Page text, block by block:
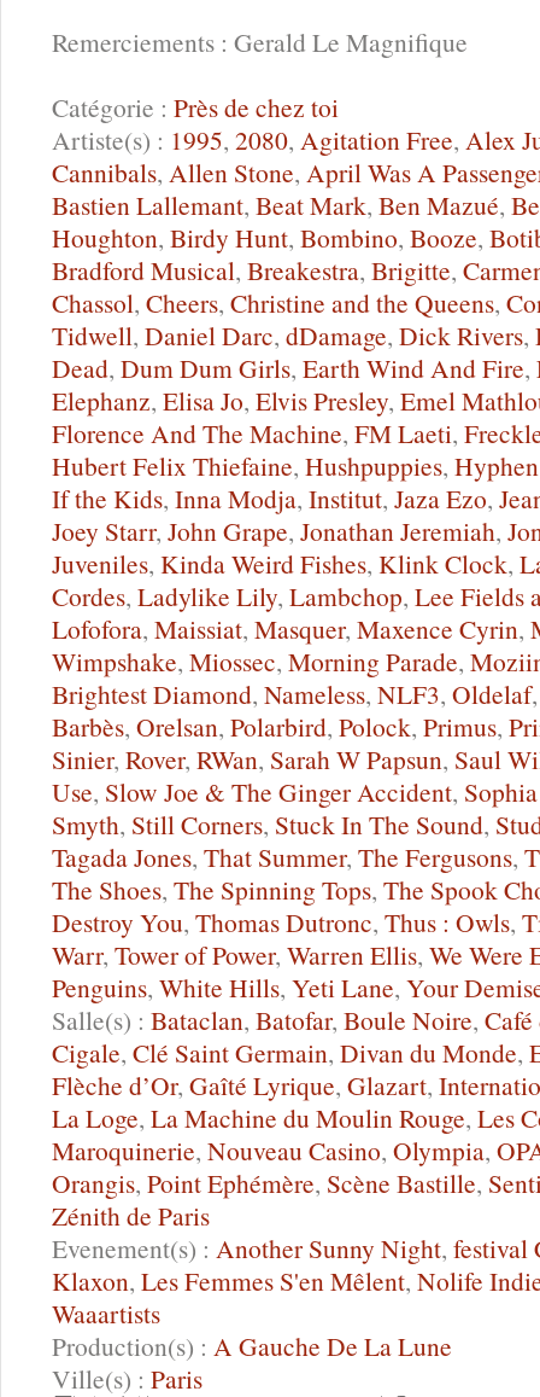
Remerciements : Gerald Le Magnifique
Catégorie : Près de chez toi
Artiste(s) : 1995, 2080, Agitation Free, Alex
Cannibals, Allen Stone, April Was A
Bastien Lallemant, Beat Mark, Ben Mazué,
Houghton, Birdy Hunt, Bombino, Booze,
Bradford Musical, Breakestra, Brigitte,
Chassol, Cheers, Christine and the Queens,
Tidwell, Daniel Darc, dDamage, Dick Rivers,
Dead, Dum Dum Girls, Earth Wind And Fire,
Elephanz, Elisa Jo, Elvis Presley, Emel
Florence And The Machine, FM Laeti,
Hubert Felix Thiefaine, Hushpuppies,
If the Kids, Inna Modja, Institut, Jaza Ezo,
Joey Starr, John Grape, Jonathan Jeremiah,
Juveniles, Kinda Weird Fishes, Klink Clock,
Cordes, Ladylike Lily, Lambchop, Lee Fields
Lofofora, Maissiat, Masquer, Maxence Cyrin,
Wimpshake, Miossec, Morning Parade,
Brightest Diamond, Nameless, NLF3, Oldelaf
Barbès, Orelsan, Polarbird, Polock, Primus,
Sinier, Rover, RWan, Sarah W Papsun, Saul
Use, Slow Joe & The Ginger Accident,
Smyth, Still Corners, Stuck In The Sound,
Tagada Jones, That Summer, The Fergusons,
The Shoes, The Spinning Tops, The Spook
Destroy You, Thomas Dutronc, Thus : Owls,
Warr, Tower of Power, Warren Ellis, We Were
Penguins, White Hills, Yeti Lane, Your
Salle(s) : Bataclan, Batofar, Boule Noire, Café
Cigale, Clé Saint Germain, Divan du Monde,
Flèche d’Or, Gaîté Lyrique, Glazart,
La Loge, La Machine du Moulin Rouge, Les
Maroquinerie, Nouveau Casino, Olympia,
Orangis, Point Ephémère, Scène Bastille,
Zénith de Paris
Evenement(s) : Another Sunny Night, festival
Klaxon, Les Femmes S'en Mêlent, Nolife
Waaartists
Production(s) : A Gauche De La Lune
Ville(s) : Paris